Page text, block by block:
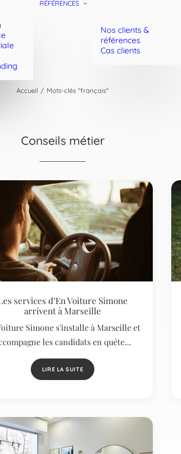
RÉFÉRENCES
Nos clients &
références
Cas clients
Accueil Mots-clés "français"
Conseils métier
services d’En Voiture Simone
arrivent à Marseille
Simone s'installe à Marseille et
les candidats en quête…
LIRE LA SUITE